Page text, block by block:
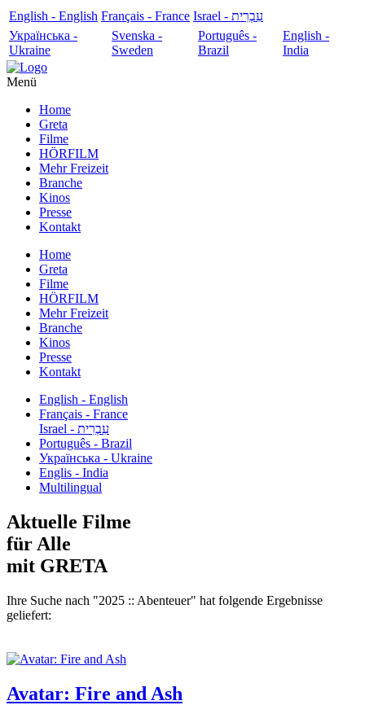
English - English Français - France
עִבְרִית - Israel
Українська -
Ukraine
Svenska -
Sweden
Português -
Brazil
English -
India
Menü
Home
Greta
Filme
HÖRFILM
Mehr Freizeit
Branche
Kinos
Presse
Kontakt
Home
Greta
Filme
HÖRFILM
Mehr Freizeit
Branche
Kinos
Presse
Kontakt
English - English
Français - France
עִבְרִית - Israel
Português - Brazil
Українська - Ukraine
Englis - India
Multilingual
Aktuelle Filme
für Alle
mit GRETA
Ihre Suche nach "2025 :: Abenteuer" hat folgende Ergebnisse
geliefert:
Avatar: Fire and Ash